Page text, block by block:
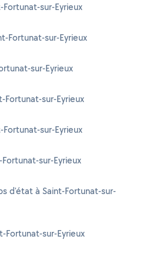
sur-Eyrieux
Fortunat-sur-Eyrieux
sur-Eyrieux
Fortunat-sur-Eyrieux
Fortunat-sur-Eyrieux
sur-Eyrieux
d'état à Saint-Fortunat-sur-
Fortunat-sur-Eyrieux